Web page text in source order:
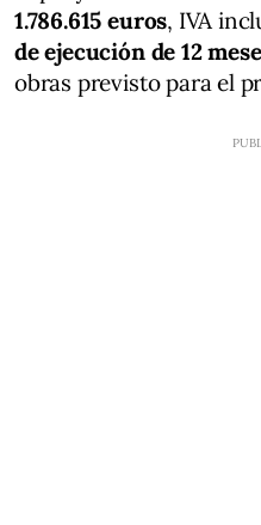
1.786.615 euros, IVA
de ejecución de 12
obras previsto para el